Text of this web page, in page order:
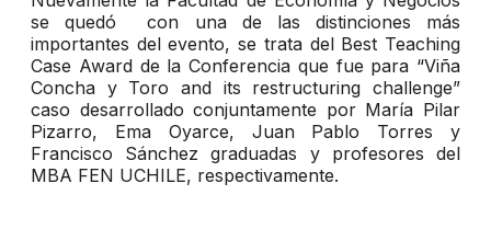
se quedó con una de las distinciones más
importantes del evento, se trata del Best Teaching
Case Award de la Conferencia que fue para “Viña
Concha y Toro and its restructuring challenge”
caso desarrollado conjuntamente por María Pilar
Pizarro, Ema Oyarce, Juan Pablo Torres y
Francisco Sánchez graduadas y profesores del
MBA FEN UCHILE, respectivamente.